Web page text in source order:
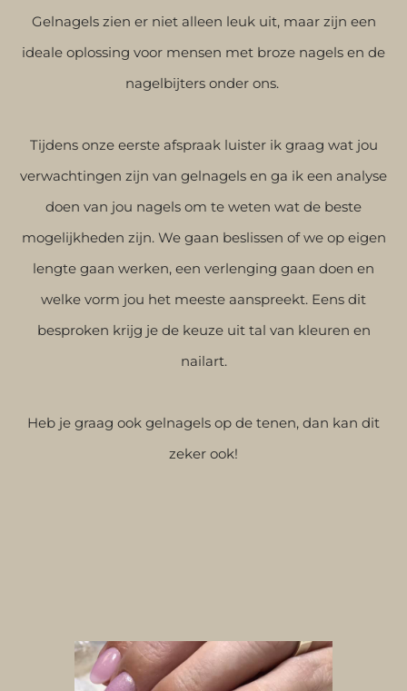
Gelnagels zien er niet alleen leuk uit, maar zijn een
ideale oplossing voor mensen met broze nagels en de
nagelbijters onder ons.
Tijdens onze eerste afspraak luister ik graag wat jou
verwachtingen zijn van gelnagels en ga ik een analyse
doen van jou nagels om te weten wat de beste
mogelijkheden zijn. We gaan beslissen of we op eigen
lengte gaan werken, een verlenging gaan doen en
welke vorm jou het meeste aanspreekt. Eens dit
besproken krijg je de keuze uit tal van kleuren en
nailart.
Heb je graag ook gelnagels op de tenen, dan kan dit
zeker ook!